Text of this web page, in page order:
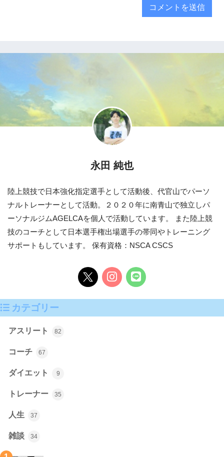
永田 純也
陸上競技で日本強化指定選手として活動後、代官山でパーソ
ナルトレーナーとして活動。２０２０年に南青山で独立しパ
ーソナルジムAGELCAを個人で活動しています。 また陸上競
技のコーチとして日本選手権出場選手の帯同やトレーニング
サポートもしています。 保有資格：NSCA CSCS
カテゴリー
アスリート 82
コーチ 67
ダイエット 9
トレーナー 35
人生 37
雑談 34